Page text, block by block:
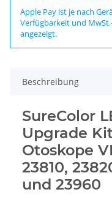
Apple Pay ist je nach
Verfügbarkeit und
angezeigt.
Beschreibung
SureColor
Upgrade
Otoskope
23810,
und 23960